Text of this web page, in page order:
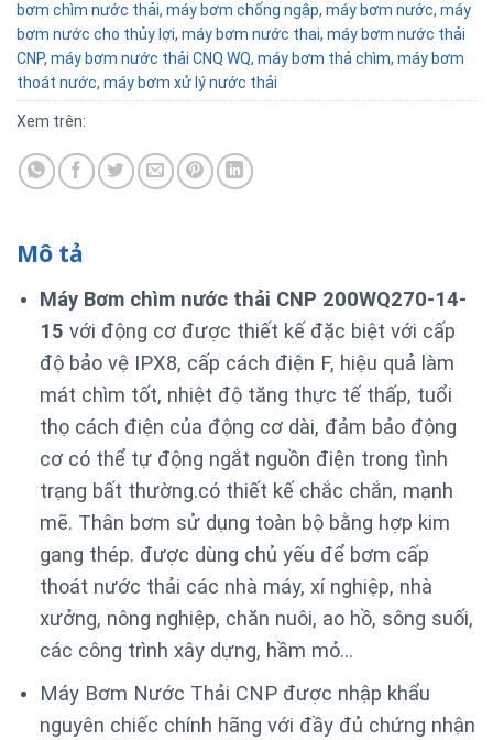
bơm chìm nước thải, máy bơm chống ngập, máy bơm nước, máy
bơm nước cho thủy lợi, máy bơm nước thai, máy bơm nước thải
CNP, máy bơm nước thải CNQ WQ, máy bơm thả chìm, máy bơm
thoát nước, máy bơm xử lý nước thải
Xem trên:
Mô tả
Máy Bơm chìm nước thải CNP 200WQ270-14-
15 với động cơ được thiết kế đặc biệt với cấp
độ bảo vệ IPX8, cấp cách điện F, hiệu quả làm
mát chìm tốt, nhiệt độ tăng thực tế thấp, tuổi
thọ cách điện của động cơ dài, đảm bảo động
cơ có thể tự động ngắt nguồn điện trong tình
trạng bất thường.có thiết kế chắc chắn, mạnh
mẽ. Thân bơm sử dụng toàn bộ bằng hợp kim
gang thép. được dùng chủ yếu để bơm cấp
thoát nước thải các nhà máy, xí nghiệp, nhà
xưởng, nông nghiệp, chăn nuôi, ao hồ, sông suối,
các công trình xây dựng, hầm mỏ…
Máy Bơm Nước Thải CNP được nhập khẩu
nguyên chiếc chính hãng với đầy đủ chứng nhận